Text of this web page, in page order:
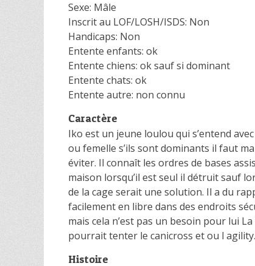
Sexe: Mâle
Inscrit au LOF/LOSH/ISDS: Non
Handicaps: Non
Entente enfants: ok
Entente chiens: ok sauf si dominant
Entente chats: ok
Entente autre: non connu
Caractère
Iko est un jeune loulou qui s’entend
ou femelle s’ils sont dominants il faut
éviter. Il connaît les ordres de bases
maison lorsqu’il est seul il détruit sauf
de la cage serait une solution. Il a du
facilement en libre dans des endroits
mais cela n’est pas un besoin pour lui
pourrait tenter le canicross et ou l agility.
Histoire